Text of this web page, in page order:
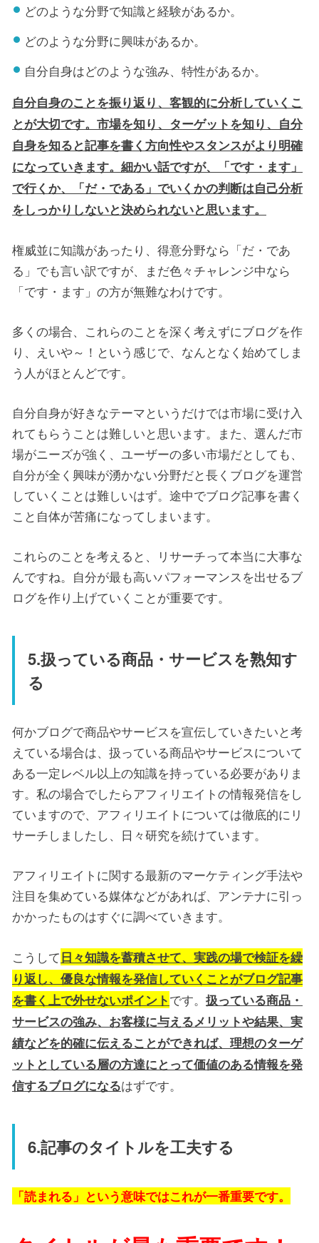
どのような分野で知識と経験があるか。
どのような分野に興味があるか。
自分自身はどのような強み、特性があるか。
自分自身のことを振り返り、客観的に分析していくこ
とが大切です。市場を知り、ターゲットを知り、自分
自身を知ると記事を書く方向性やスタンスがより明確
になっていきます。細かい話ですが、「です・ます」
で行くか、「だ・である」でいくかの判断は自己分析
をしっかりしないと決められないと思います。
権威並に知識があったり、得意分野なら「だ・であ
る」でも言い訳ですが、まだ色々チャレンジ中なら
「です・ます」の方が無難なわけです。
多くの場合、これらのことを深く考えずにブログを作
り、えいや～！という感じで、なんとなく始めてしま
う人がほとんどです。
自分自身が好きなテーマというだけでは市場に受け入
れてもらうことは難しいと思います。また、選んだ市
場がニーズが強く、ユーザーの多い市場だとしても、
自分が全く興味が湧かない分野だと長くブログを運営
していくことは難しいはず。途中でブログ記事を書く
こと自体が苦痛になってしまいます。
これらのことを考えると、リサーチって本当に大事な
んですね。自分が最も高いパフォーマンスを出せるブ
ログを作り上げていくことが重要です。
5.扱っている商品・サービスを熟知す
る
何かブログで商品やサービスを宣伝していきたいと考
えている場合は、扱っている商品やサービスについて
ある一定レベル以上の知識を持っている必要がありま
す。私の場合でしたらアフィリエイトの情報発信をし
ていますので、アフィリエイトについては徹底的にリ
サーチしましたし、日々研究を続けています。
アフィリエイトに関する最新のマーケティング手法や
注目を集めている媒体などがあれば、アンテナに引っ
かかったものはすぐに調べていきます。
こうして日々知識を蓄積させて、実践の場で検証を繰
り返し、優良な情報を発信していくことがブログ記事
を書く上で外せないポイントです。 扱っている商品・
サービスの強み、お客様に与えるメリットや結果、実
績などを的確に伝えることができれば、理想のターゲ
ットとしている層の方達にとって価値のある情報を発
信するブログになるはずです。
6.記事のタイトルを工夫する
「読まれる」という意味ではこれが一番重要です。